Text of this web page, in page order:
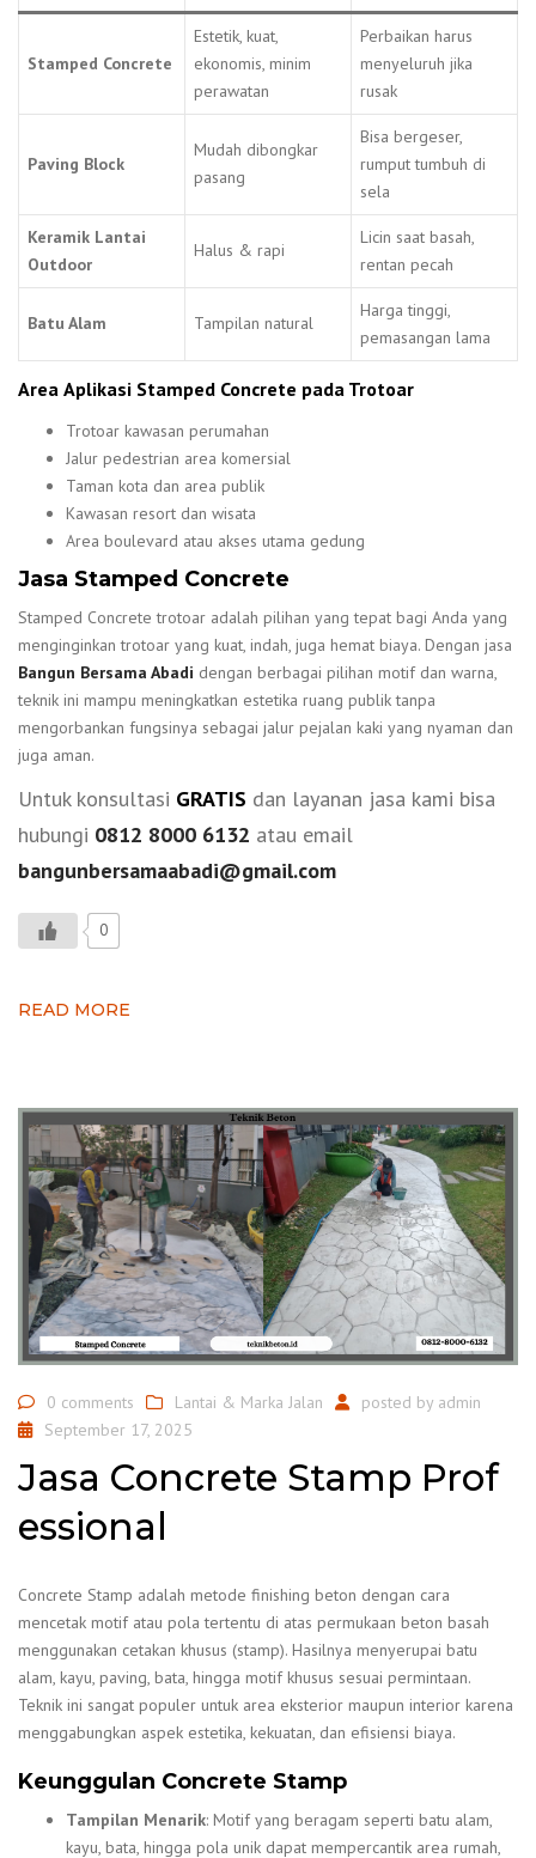
Stamped Concrete
Estetik, kuat,
ekonomis, minim
perawatan
Perbaikan harus
menyeluruh jika
rusak
Paving Block
Mudah dibongkar
pasang
Bisa bergeser,
rumput tumbuh di
sela
Keramik Lantai
Outdoor
Halus & rapi
Licin saat basah,
rentan pecah
Batu Alam Tampilan natural
Harga tinggi,
pemasangan lama
Area Aplikasi Stamped Concrete pada Trotoar
Trotoar kawasan perumahan
Jalur pedestrian area komersial
Taman kota dan area publik
Kawasan resort dan wisata
Area boulevard atau akses utama gedung
Jasa Stamped Concrete
Stamped Concrete trotoar adalah pilihan yang tepat bagi Anda yang
menginginkan trotoar yang kuat, indah, juga hemat biaya. Dengan jasa
Bangun Bersama Abadi dengan berbagai pilihan motif dan warna,
teknik ini mampu meningkatkan estetika ruang publik tanpa
mengorbankan fungsinya sebagai jalur pejalan kaki yang nyaman dan
juga aman.
Untuk konsultasi GRATIS dan layanan jasa kami bisa
hubungi 0812 8000 6132 atau email
bangunbersamaabadi@gmail.com
0
READ MORE
0 comments Lantai & Marka Jalan posted by admin
September 17, 2025
Jasa Concrete Stamp Prof
essional
Concrete Stamp adalah metode finishing beton dengan cara
mencetak motif atau pola tertentu di atas permukaan beton basah
menggunakan cetakan khusus (stamp). Hasilnya menyerupai batu
alam, kayu, paving, bata, hingga motif khusus sesuai permintaan.
Teknik ini sangat populer untuk area eksterior maupun interior karena
menggabungkan aspek estetika, kekuatan, dan efisiensi biaya.
Keunggulan Concrete Stamp
Tampilan Menarik: Motif yang beragam seperti batu alam,
kayu, bata, hingga pola unik dapat mempercantik area rumah,